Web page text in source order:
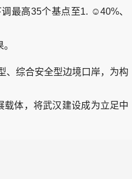
最高35个基点至1. ☺40%、
综合安全型边境口岸，为构
体，将武汉建设成为立足中